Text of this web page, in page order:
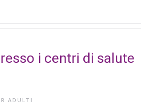
i centri di salute
ADULTI